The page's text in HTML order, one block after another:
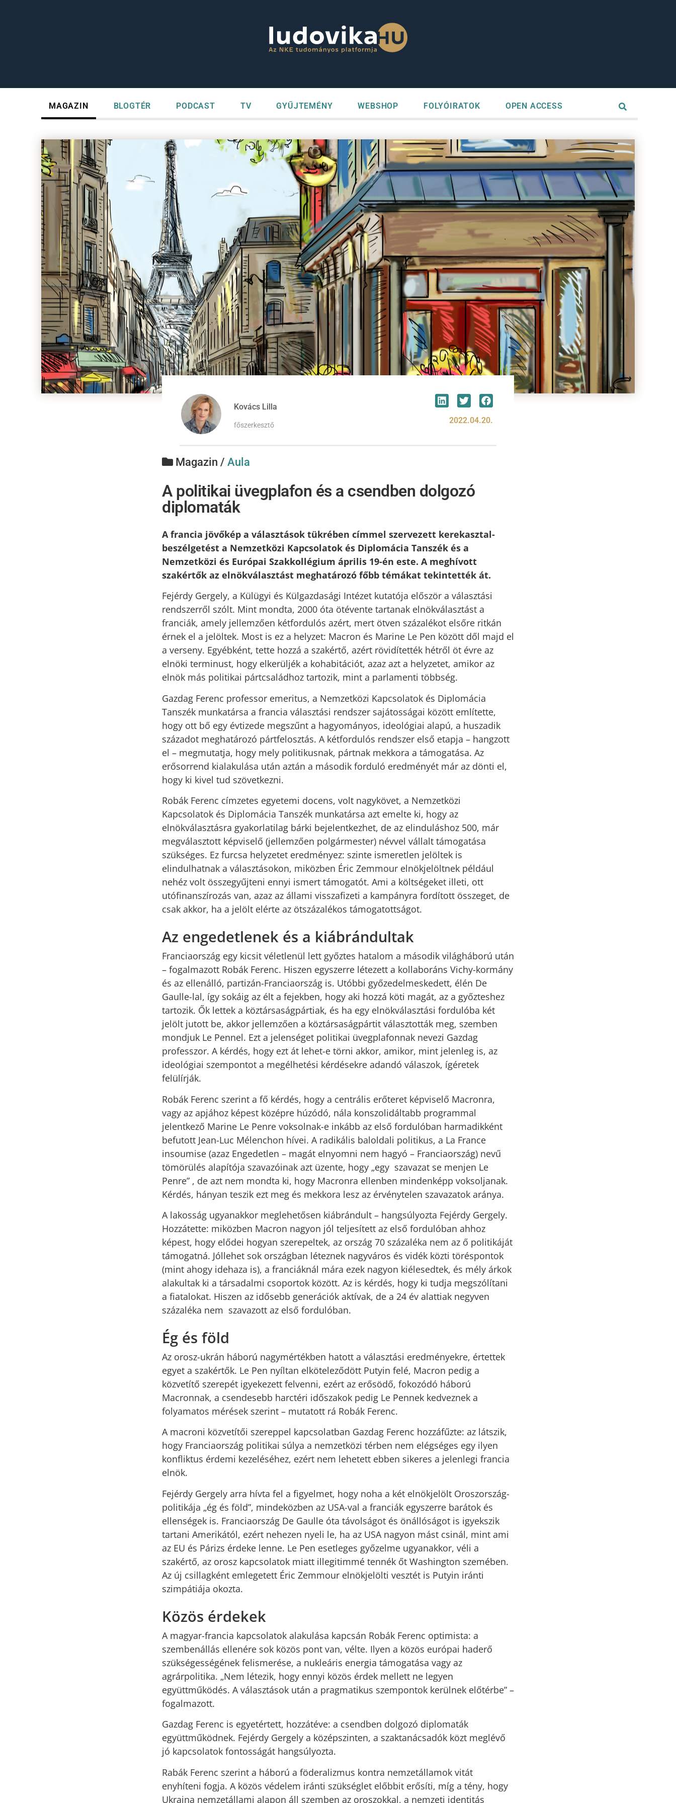
MAGAZIN BLOGTÉR PODCAST TV GYŰJTEMÉNY WEBSHOP FOLYÓIRATOK OPEN ACCESS
Kovács Lilla
főszerkesztő 2022.04.20.
Magazin / Aula
A politikai üvegplafon és a csendben dolgozó
diplomaták
A francia jövőkép a választások tükrében címmel szervezett kerekasztal-
beszélgetést a Nemzetközi Kapcsolatok és Diplomácia Tanszék és a
Nemzetközi és Európai Szakkollégium április 19-én este. A meghívott
szakértők az elnökválasztást meghatározó főbb témákat tekintették át.
Fejérdy Gergely, a Külügyi és Külgazdasági Intézet kutatója először a választási
rendszerről szólt. Mint mondta, 2000 óta ötévente tartanak elnökválasztást a
franciák, amely jellemzően kétfordulós azért, mert ötven százalékot elsőre ritkán
érnek el a jelöltek. Most is ez a helyzet: Macron és Marine Le Pen között dől majd el
a verseny. Egyébként, tette hozzá a szakértő, azért rövidítették hétről öt évre az
elnöki terminust, hogy elkerüljék a kohabitációt, azaz azt a helyzetet, amikor az
elnök más politikai pártcsaládhoz tartozik, mint a parlamenti többség.
Gazdag Ferenc professor emeritus, a Nemzetközi Kapcsolatok és Diplomácia
Tanszék munkatársa a francia választási rendszer sajátosságai között említette,
hogy ott bő egy évtizede megszűnt a hagyományos, ideológiai alapú, a huszadik
századot meghatározó pártfelosztás. A kétfordulós rendszer első etapja – hangzott
el – megmutatja, hogy mely politikusnak, pártnak mekkora a támogatása. Az
erősorrend kialakulása után aztán a második forduló eredményét már az dönti el,
hogy ki kivel tud szövetkezni.
Robák Ferenc címzetes egyetemi docens, volt nagykövet, a Nemzetközi
Kapcsolatok és Diplomácia Tanszék munkatársa azt emelte ki, hogy az
elnökválasztásra gyakorlatilag bárki bejelentkezhet, de az elinduláshoz 500, már
megválasztott képviselő (jellemzően polgármester) névvel vállalt támogatása
szükséges. Ez furcsa helyzetet eredményez: szinte ismeretlen jelöltek is
elindulhatnak a választásokon, miközben Éric Zemmour elnökjelöltnek például
nehéz volt összegyűjteni ennyi ismert támogatót. Ami a költségeket illeti, ott
utófinanszírozás van, azaz az állami visszafizeti a kampányra fordított összeget, de
csak akkor, ha a jelölt elérte az ötszázalékos támogatottságot.
Az engedetlenek és a kiábrándultak
Franciaország egy kicsit véletlenül lett győztes hatalom a második világháború után
– fogalmazott Robák Ferenc. Hiszen egyszerre létezett a kollaboráns Vichy-kormány
és az ellenálló, partizán-Franciaország is. Utóbbi győzedelmeskedett, élén De
Gaulle-lal, így sokáig az élt a fejekben, hogy aki hozzá köti magát, az a győzteshez
tartozik. Ők lettek a köztársaságpártiak, és ha egy elnökválasztási fordulóba két
jelölt jutott be, akkor jellemzően a köztársaságpártit választották meg, szemben
mondjuk Le Pennel. Ezt a jelenséget politikai üvegplafonnak nevezi Gazdag
professzor. A kérdés, hogy ezt át lehet-e törni akkor, amikor, mint jelenleg is, az
ideológiai szempontot a megélhetési kérdésekre adandó válaszok, ígéretek
felülírják.
Robák Ferenc szerint a fő kérdés, hogy a centrális erőteret képviselő Macronra,
vagy az apjához képest középre húzódó, nála konszolidáltabb programmal
jelentkező Marine Le Penre voksolnak-e inkább az első fordulóban harmadikként
befutott Jean-Luc Mélenchon hívei. A radikális baloldali politikus, a La France
insoumise (azaz Engedetlen – magát elnyomni nem hagyó – Franciaország) nevű
tömörülés alapítója szavazóinak azt üzente, hogy „egy szavazat se menjen Le
Penre” , de azt nem mondta ki, hogy Macronra ellenben mindenképp voksoljanak.
Kérdés, hányan teszik ezt meg és mekkora lesz az érvénytelen szavazatok aránya.
A lakosság ugyanakkor meglehetősen kiábrándult – hangsúlyozta Fejérdy Gergely.
Hozzátette: miközben Macron nagyon jól teljesített az első fordulóban ahhoz
képest, hogy elődei hogyan szerepeltek, az ország 70 százaléka nem az ő politikáját
támogatná. Jóllehet sok országban léteznek nagyváros és vidék közti töréspontok
(mint ahogy idehaza is), a franciáknál mára ezek nagyon kiélesedtek, és mély árkok
alakultak ki a társadalmi csoportok között. Az is kérdés, hogy ki tudja megszólítani
a fiatalokat. Hiszen az idősebb generációk aktívak, de a 24 év alattiak negyven
százaléka nem szavazott az első fordulóban.
Ég és föld
Az orosz-ukrán háború nagymértékben hatott a választási eredményekre, értettek
egyet a szakértők. Le Pen nyíltan elköteleződött Putyin felé, Macron pedig a
közvetítő szerepét igyekezett felvenni, ezért az erősödő, fokozódó háború
Macronnak, a csendesebb harctéri időszakok pedig Le Pennek kedveznek a
folyamatos mérések szerint – mutatott rá Robák Ferenc.
A macroni közvetítői szereppel kapcsolatban Gazdag Ferenc hozzáfűzte: az látszik,
hogy Franciaország politikai súlya a nemzetközi térben nem elégséges egy ilyen
konfliktus érdemi kezeléséhez, ezért nem lehetett ebben sikeres a jelenlegi francia
elnök.
Fejérdy Gergely arra hívta fel a figyelmet, hogy noha a két elnökjelölt Oroszország-
politikája „ég és föld”, mindeközben az USA-val a franciák egyszerre barátok és
ellenségek is. Franciaország De Gaulle óta távolságot és önállóságot is igyekszik
tartani Amerikától, ezért nehezen nyeli le, ha az USA nagyon mást csinál, mint ami
az EU és Párizs érdeke lenne. Le Pen esetleges győzelme ugyanakkor, véli a
szakértő, az orosz kapcsolatok miatt illegitimmé tennék őt Washington szemében.
Az új csillagként emlegetett Éric Zemmour elnökjelölti vesztét is Putyin iránti
szimpátiája okozta.
Közös érdekek
A magyar-francia kapcsolatok alakulása kapcsán Robák Ferenc optimista: a
szembenállás ellenére sok közös pont van, vélte. Ilyen a közös európai haderő
szükségességének felismerése, a nukleáris energia támogatása vagy az
agrárpolitika. „Nem létezik, hogy ennyi közös érdek mellett ne legyen
együttműködés. A választások után a pragmatikus szempontok kerülnek előtérbe” –
fogalmazott.
Gazdag Ferenc is egyetértett, hozzátéve: a csendben dolgozó diplomaták
együttműködnek. Fejérdy Gergely a középszinten, a szaktanácsadók közt meglévő
jó kapcsolatok fontosságát hangsúlyozta.
Rabák Ferenc szerint a háború a föderalizmus kontra nemzetállamok vitát
enyhíteni fogja. A közös védelem iránti szükséglet előbbit erősíti, míg a tény, hogy
Ukrajna nemzetállami alapon áll szemben az oroszokkal, a nemzeti identitás